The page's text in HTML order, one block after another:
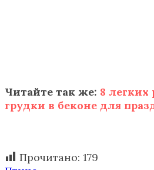
Читайте так же: 8 легких
грудки в беконе для
Прочитано: 179